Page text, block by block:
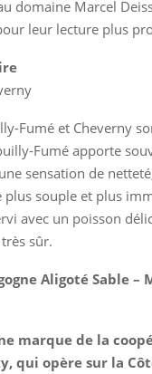
domaine Marcel
leur lecture plus
Fumé et Cheverny
Fumé apporte
sensation de
plus souple et plus
avec un poisson
sûr.
Aligoté Sable –
marque de la
qui opère sur la